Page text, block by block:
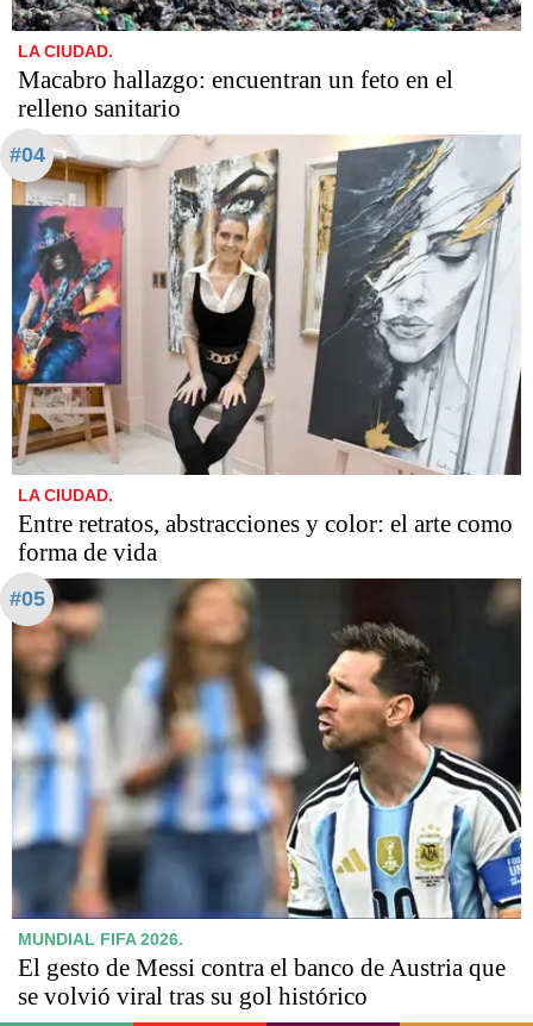
LA CIUDAD.
Macabro hallazgo: encuentran un feto en el
relleno sanitario
#04
LA CIUDAD.
Entre retratos, abstracciones y color: el arte como
forma de vida
#05
MUNDIAL FIFA 2026.
El gesto de Messi contra el banco de Austria que
se volvió viral tras su gol histórico